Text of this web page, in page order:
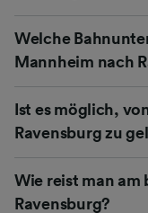
Welche
Mannheim nach
Ist es möglich,
Ravensburg zu
Wie reist man am
Ravensburg?